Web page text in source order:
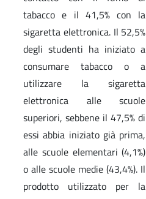
tabacco e il 41,5% con la
sigaretta elettronica. Il 52,5%
degli studenti ha iniziato a
consumare tabacco o a
utilizzare la sigaretta
elettronica alle scuole
superiori, sebbene il 47,5% di
essi abbia iniziato già prima,
alle scuole elementari (4,1%)
o alle scuole medie (43,4%). Il
prodotto utilizzato per la